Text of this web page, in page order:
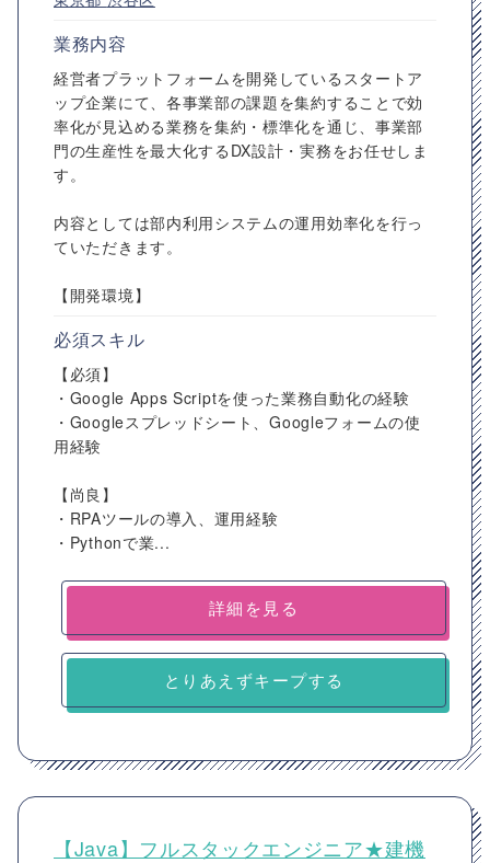
業務内容
経営者プラットフォームを開発しているスタートア
ップ企業にて、各事業部の課題を集約することで効
率化が見込める業務を集約・標準化を通じ、事業部
門の生産性を最大化するDX設計・実務をお任せしま
す。
内容としては部内利用システムの運用効率化を行っ
ていただきます。
【開発環境】
必須スキル
【必須】
・Google Apps Scriptを使った業務自動化の経験
・Googleスプレッドシート、Googleフォームの使
用経験
【尚良】
・RPAツールの導入、運用経験
・Pythonで業...
詳細を見る
とりあえずキープする
【Java】フルスタックエンジニア★建機